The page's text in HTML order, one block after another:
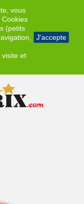
vous
Cookies
(petits
et
J'accepte